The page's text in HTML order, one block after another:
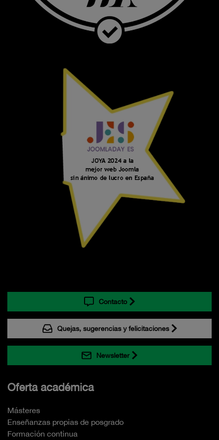
Contacto
Quejas, sugerencias y felicitaciones
Newsletter
Oferta académica
Másteres
Enseñanzas propias de posgrado
Formación continua